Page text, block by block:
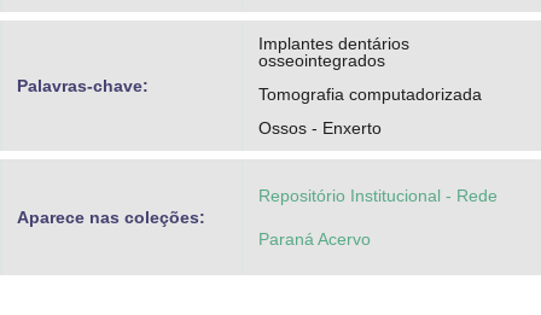
Palavras-chave:
Implantes dentários
osseointegrados
Tomografia computadorizada
Ossos - Enxerto
Aparece nas coleções:
Repositório Institucional - Rede
Paraná Acervo